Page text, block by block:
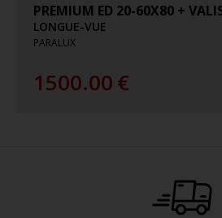
PREMIUM ED 20-60X80 +
LONGUE-VUE
PARALUX
1500.00€